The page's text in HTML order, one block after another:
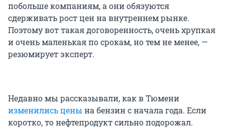
побольше компаниям, а они обязуются
сдерживать рост цен на внутреннем рынке.
Поэтому вот такая договоренность, очень хрупкая
и очень маленькая по срокам, но тем не менее, —
резюмирует эксперт.
Недавно мы рассказывали, как в Тюмени
изменились цены на бензин с начала года. Если
коротко, то нефтепродукт сильно подорожал.